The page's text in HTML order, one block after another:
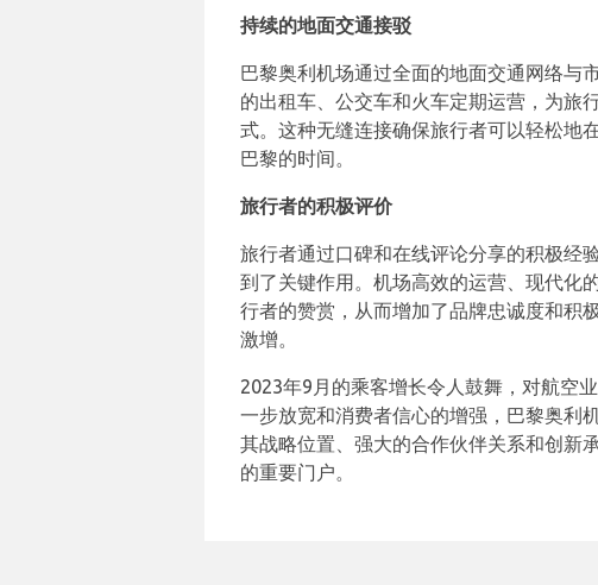
持续的地面交通接驳
巴黎奥利机场通过全面的地面交通网络与
的出租车、公交车和火车定期运营，为旅
式。这种无缝连接确保旅行者可以轻松地
巴黎的时间。
旅行者的积极评价
旅行者通过口碑和在线评论分享的积极经
到了关键作用。机场高效的运营、现代化
行者的赞赏，从而增加了品牌忠诚度和积
激增。
2023年9月的乘客增长令人鼓舞，对航空
一步放宽和消费者信心的增强，巴黎奥利
其战略位置、强大的合作伙伴关系和创新
的重要门户。